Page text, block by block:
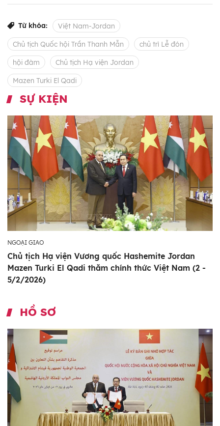
Từ khóa: Việt Nam-Jordan
Chủ tịch Quốc hội Trần Thanh Mẫn chủ trì Lễ đón
hội đàm Chủ tịch Hạ viện Jordan
Mazen Turki El Qadi
SỰ KIỆN
NGOẠI GIAO
Chủ tịch Hạ viện Vương quốc Hashemite Jordan
Mazen Turki El Qadi thăm chính thức Việt Nam (2 -
5/2/2026)
HỒ SƠ